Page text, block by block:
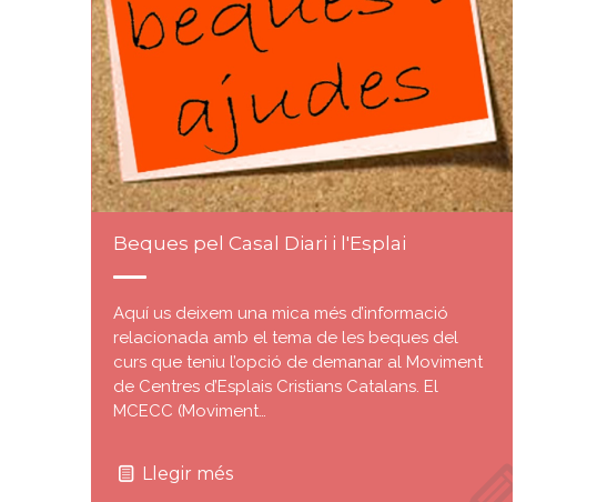
Beques pel Casal Diari i l'Esplai
Aquí us deixem una mica més d’informació
relacionada amb el tema de les beques del
curs que teniu l’opció de demanar al Moviment
de Centres d’Esplais Cristians Catalans. El
MCECC (Moviment…
Llegir més